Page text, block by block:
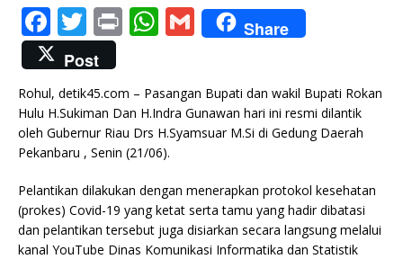
F
a
c
e
b
o
o
k
T
w
it
te
r
P
ri
t
W
h
s
A
p
p
G
m
l
Share
Post
Rohul, detik45.com – Pasangan Bupati dan wakil Bupati Rokan
Hulu H.Sukiman Dan H.Indra Gunawan hari ini resmi dilantik
oleh Gubernur Riau Drs H.Syamsuar M.Si di Gedung Daerah
Pekanbaru , Senin (21/06).
Pelantikan dilakukan dengan menerapkan protokol kesehatan
(prokes) Covid-19 yang ketat serta tamu yang hadir dibatasi
dan pelantikan tersebut juga disiarkan secara langsung melalui
kanal YouTube Dinas Komunikasi Informatika dan Statistik